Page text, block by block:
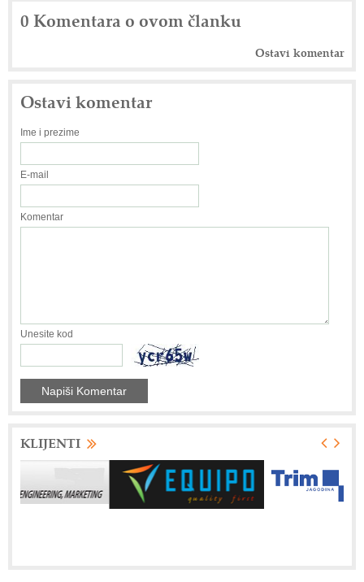
0 Komentara o ovom članku
Ostavi komentar
Ostavi komentar
Ime i prezime
E-mail
Komentar
Unesite kod
KLIJENTI